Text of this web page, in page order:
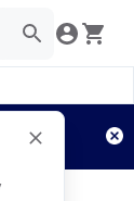
TyC